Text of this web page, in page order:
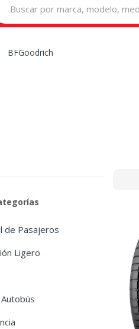
BFGoodrich
de Pasajeros
Ligero